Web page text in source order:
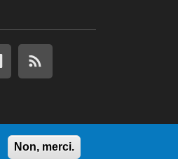
Non, merci.